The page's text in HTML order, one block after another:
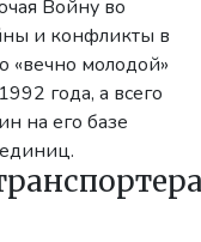
Войну во
и конфликты в
«вечно молодой»
года, а всего
на его базе